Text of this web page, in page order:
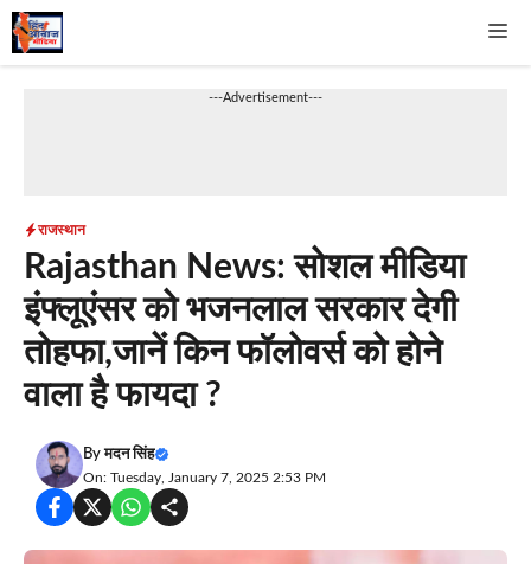
Skip
to
---Advertisement---
राजस्थान
Rajasthan News: सोशल मीडिया
इंफ्लूएंसर को भजनलाल सरकार देगी
तोहफा,जानें किन फॉलोवर्स को होने
वाला है फायदा ?
Byमदन सिंह
On: Tuesday, January 7, 2025 2:53 PM